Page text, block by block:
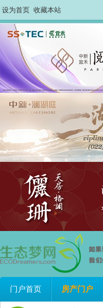
设为首页 收藏本站
门户首页 房产门户